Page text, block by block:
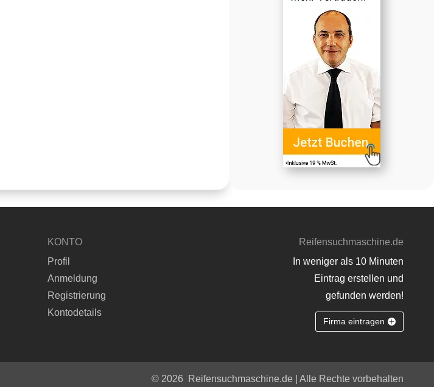
KONTO
Profil
Anmeldung
Registrierung
Kontodetails
Reifensuchmaschine.de
In weniger als 10 Minuten
Eintrag erstellen und
gefunden werden!
Firma eintragen
© 2026 Reifensuchmaschine.de | Alle Rechte vorbehalten